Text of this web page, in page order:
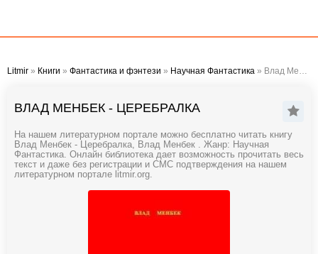
Litmir » Книги » Фантастика и фэнтези » Научная Фантастика » Влад Менбек - Церебралка
ВЛАД МЕНБЕК - ЦЕРЕБРАЛКА
На нашем литературном портале можно бесплатно читать книгу
Влад Менбек - Церебралка, Влад Менбек . Жанр: Научная
Фантастика. Онлайн библиотека дает возможность прочитать весь
текст и даже без регистрации и СМС подтверждения на нашем
литературном портале litmir.org.